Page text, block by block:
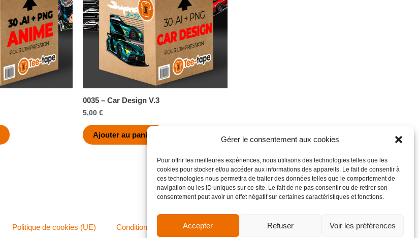
Gérer le consentement aux cookies
Pour offrir les meilleures expériences, nous utilisons des technologies telles que les
cookies pour stocker et/ou accéder aux informations des appareils. Le fait de consentir à
ces technologies nous permettra de traiter des données telles que le comportement de
navigation ou les ID uniques sur ce site. Le fait de ne pas consentir ou de retirer son
consentement peut avoir un effet négatif sur certaines caractéristiques et fonctions.
Accepter Refuser Voir les préférences
0035 – Car Design V.3
5,00 €
Ajouter au panier
Politique de cookies (UE) Conditions générales de vente Site réalisé par VBAUDRY